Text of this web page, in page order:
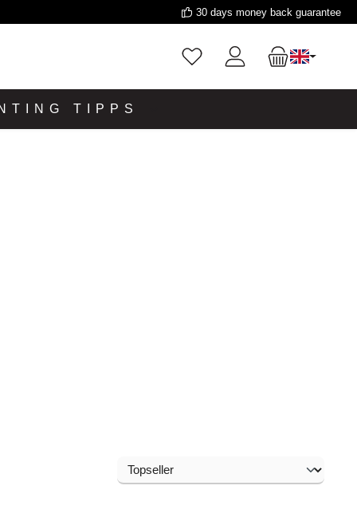
30 days money back guarantee
TIPPS